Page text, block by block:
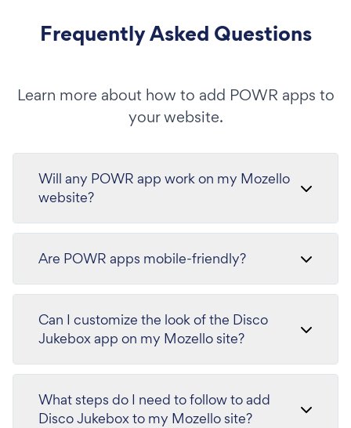
Frequently Asked Questions
Learn more about how to add POWR apps to
your website.
Will any POWR app work on my Mozello
website?
Are POWR apps mobile-friendly?
Can I customize the look of the Disco
Jukebox app on my Mozello site?
What steps do I need to follow to add
Disco Jukebox to my Mozello site?